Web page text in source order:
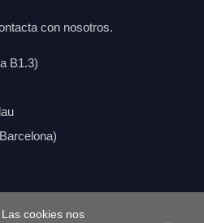
con nosotros.
B1.3)
cookies nos